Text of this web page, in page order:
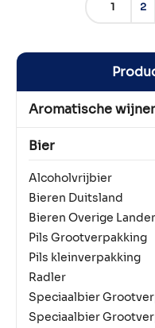
1 2
Aromatische
Bier
Alcoholvrijbier
Bieren Duitsland
Bieren Overige
Pils Grootverpakking
Pils kleinverpakking
Radler
Speciaalbier
Speciaalbier